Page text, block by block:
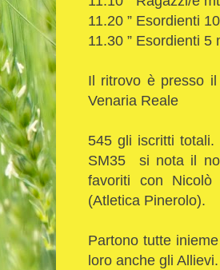
11.20 ” Esordienti
11.30 ” Esordienti 5
Il ritrovo è presso
Venaria Reale
545 gli iscritti
SM35 si nota il
favoriti con Nicolò
(Atletica Pinerolo).
Partono tutte
loro anche gli Allievi.